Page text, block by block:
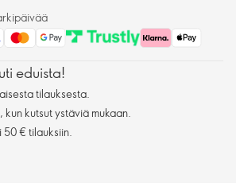
eduista!
tilauksesta.
kutsut ystäviä mukaan.
50 € tilauksiin.